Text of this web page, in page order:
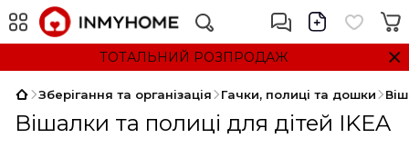
ТОТАЛЬНИЙ РОЗПРОДАЖ
Зберігання та організація Гачки, полиці та дошки
Вішалки та полиці для дітей IKEA